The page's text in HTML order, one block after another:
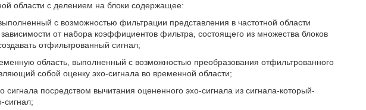
области с делением на блоки содержащее:
с возможностью фильтрации представления в частотной области
от набора коэффициентов фильтра, состоящего из множества блоков
отфильтрованный сигнал;
область, выполненный с возможностью преобразования отфильтрованного
собой оценку эхо-сигнала во временной области;
посредством вычитания оцененного эхо-сигнала из сигнала-который-
сигнал;